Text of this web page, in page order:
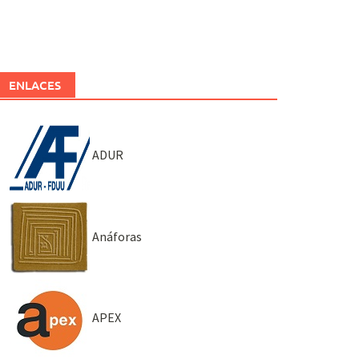
ENLACES
ADUR
Anáforas
APEX